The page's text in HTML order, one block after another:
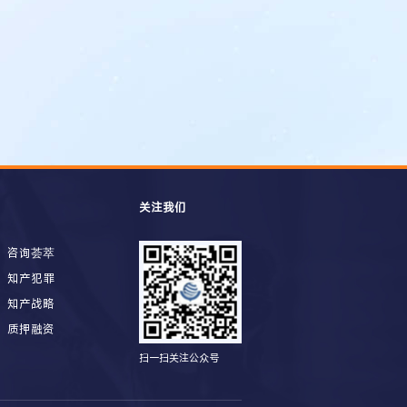
咨询荟萃
知产犯罪
知产战略
质押融资
关注我们
扫一扫关注公众号